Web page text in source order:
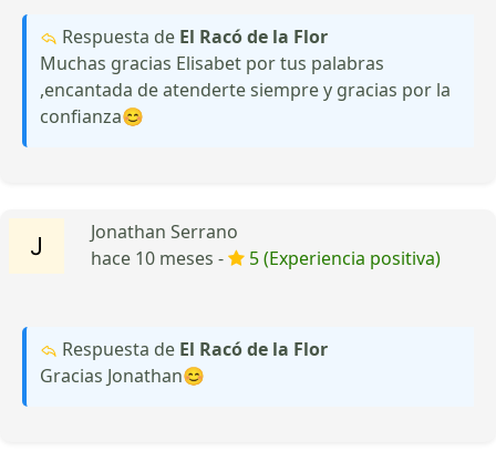
Respuesta de El Racó de la Flor
Muchas gracias Elisabet por tus palabras
,encantada de atenderte siempre y gracias por la
confianza😊
Jonathan Serrano
hace 10 meses -
5 (Experiencia positiva)
Respuesta de El Racó de la Flor
Gracias Jonathan😊